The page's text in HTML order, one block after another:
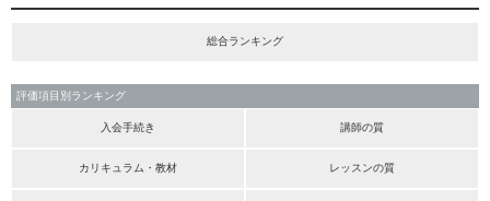
総合ランキング
評価項目別ランキング
入会手続き 講師の質
カリキュラム・教材 レッスンの質